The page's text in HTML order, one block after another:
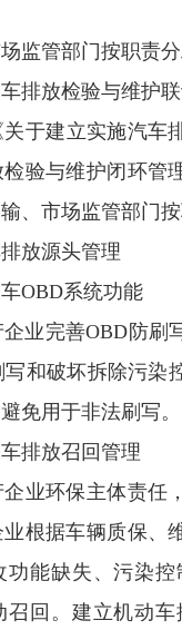
管部门按职责分
放检验与维护
建立实施汽车排
验与维护闭环管
、市场监管部门
放源头管理
OBD系统功能
完善OBD防刷
和破坏拆除污染
免用于非法刷写
排放召回管理
环保主体责任，
根据车辆质保、
功能缺失、污染
召回。建立机动